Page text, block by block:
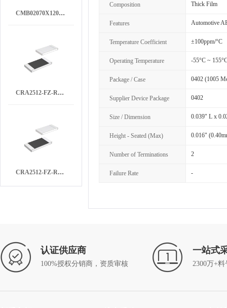
CMB02070X1200GB200
CRA2512-FZ-R050ELF
CRA2512-FZ-R100ELF
Composition Thick Film
Features Automotive
Temperature Coefficient ±100ppm/°C
Operating Temperature -55°C ~
Package / Case 0402 (1005
Supplier Device Package 0402
Size / Dimension 0.039" L x
Height - Seated (Max) 0.016"
Number of Terminations 2
Failure Rate -
认证供应商
100%授权分销商，资质审核
一站式
2300万+